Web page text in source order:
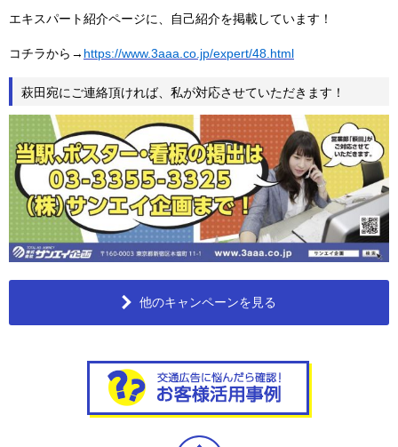
エキスパート紹介ページに、自己紹介を掲載しています！
コチラから→ https://www.3aaa.co.jp/expert/48.html
萩田宛にご連絡頂ければ、私が対応させていただきます！
他のキャンペーンを見る